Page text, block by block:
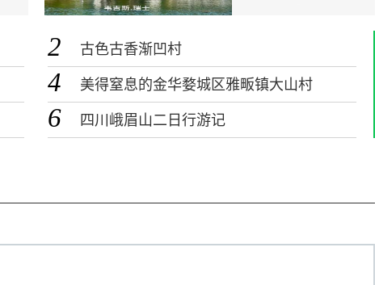
2 古色古香渐凹村
4 美得窒息的金华婺城区雅畈镇大山村
6 四川峨眉山二日行游记